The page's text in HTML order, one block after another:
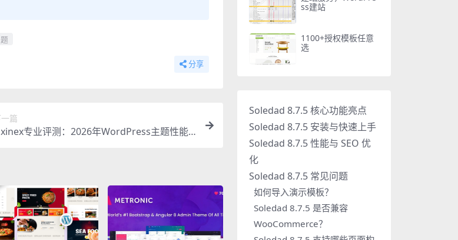
分享
篇
专业评测：2026年WordPress主题性能
ss建站
1100+授权模板任意
选
Soledad 8.7.5 核心功能亮点
Soledad 8.7.5 安装与快速上手
Soledad 8.7.5 性能与 SEO 优
化
Soledad 8.7.5 常见问题
如何导入演示模板？
Soledad 8.7.5 是否兼容
WooCommerce？